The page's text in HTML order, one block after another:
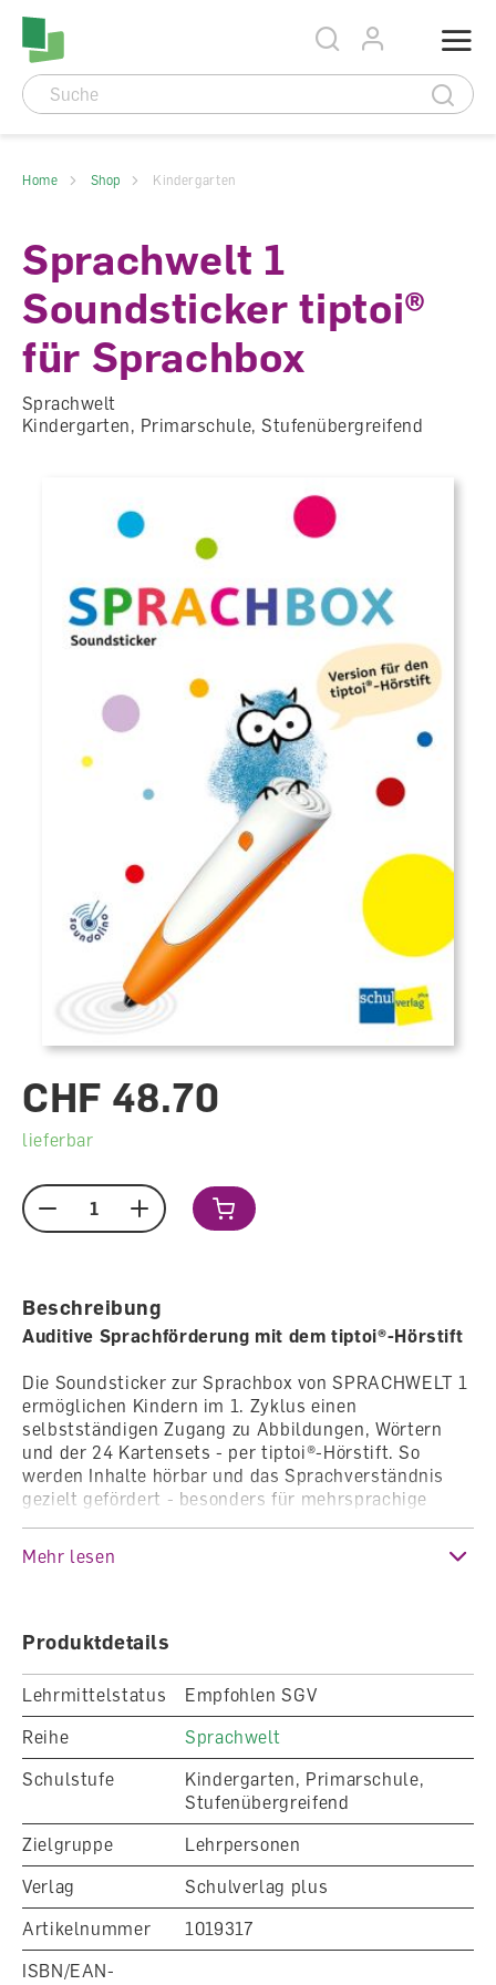
Accesskey Navigation
Seitenanfang
Direkt
Hauptnavigation
Direkt
zum
Hauptinhalt
Direkt
zum
Direkt
Home Shop Kindergarten
Sprachwelt 1
Soundsticker tiptoi®
für Sprachbox
Sprachwelt
Kindergarten, Primarschule, Stufenübergreifend
CHF 48.70
lieferbar
Menge
Beschreibung
Auditive Sprachförderung mit dem tiptoi®-Hörstift
Die Soundsticker zur Sprachbox von SPRACHWELT 1
ermöglichen Kindern im 1. Zyklus einen
selbstständigen Zugang zu Abbildungen, Wörtern
und der 24 Kartensets - per tiptoi®-Hörstift. So
werden Inhalte hörbar und das Sprachverständnis
gezielt gefördert - besonders für mehrsprachige
Kinder, Lernende mit Förderbedarf oder sprachlich
fortgeschrittene Kinder.
Hörzugang zu allen 24 Kartensets der
Sprachbox
Kompatibel mit dem tiptoi®-Hörstift
Für mehrsprachige und sprachlich
fortgeschrittene Kinder sowie Kinder mit
Förderbedarf
Fördert individuelles und selbstständiges
Sprachlernen
Ideal für den Deutschunterricht im 1. Zyklus
Abgestimmt auf den Lehrplan 21
Mehr lesen
Produktdetails
Lehrmittelstatus
Empfohlen SGV
Reihe
Sprachwelt
Schulstufe
Kindergarten, Primarschule,
Stufenübergreifend
Zielgruppe
Lehrpersonen
Verlag
Schulverlag plus
Artikelnummer
1019317
ISBN/EAN-